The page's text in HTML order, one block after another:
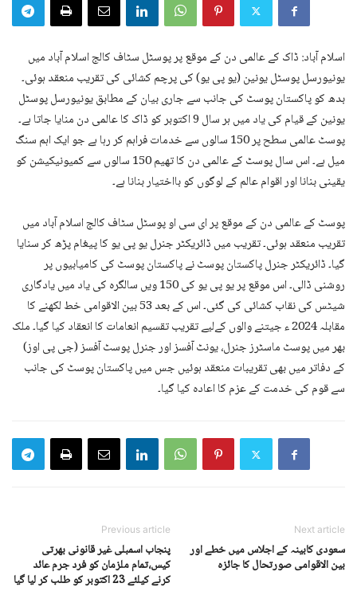
اسلام آباد: ڈاک کے عالمی دن کے موقع پر پوسٹل سٹاف کالج اسلام آباد میں
یونیورسل پوسٹل یونین (یو پی یو) کی پرچم کشائی کی تقریب منعقد ہوئی۔
بدھ کو پاکستان پوسٹ کی جانب سے جاری بیان کے مطابق یونیورسل پوسٹل
یونین کے قیام کی یاد میں ہر سال 9 اکتوبر کو ڈاک کا عالمی دن منایا جاتا ہے۔
پوسٹ عالمی سطح پر 150 سالوں سے خدمات فراہم کر رہا ہے جو ایک اہم سنگ
میل ہے۔ اس سال پوسٹ کے عالمی دن کا تھیم 150 سالوں سے کمیونیکیشن کو
یقینی بنانا اور اقوام عالم کے لوگوں کو بااختیار بنانا ہے۔
پوسٹ کے عالمی دن کے موقع پر ای سی او پوسٹل سٹاف کالج اسلام آباد میں
تقریب منعقد ہوئی۔ تقریب میں ڈائریکٹر جنرل یو پی یو کا پیغام پڑھ کر سنایا
گیا۔ ڈائریکٹر جنرل پاکستان پوسٹ نے پاکستان پوسٹ کی کامیابیوں پر
روشنی ڈالی۔ اس موقع پر یو پی یو کی 150 ویں سالگرہ کی یاد میں یادگاری
شیٹس کی نقاب کشائی کی گئی۔ اس کے بعد 53 بین الاقوامی خط لکھنے کا
مقابلہ 2024 ء جیتنے والوں کےلیے تقریب تقسیم انعامات کا انعقاد کیا گیا۔ ملک
بھر میں پوسٹ ماسٹرز جنرل، یونٹ آفسز اور جنرل پوسٹ آفسز (جی پی اوز)
کے دفاتر میں بھی تقریبات منعقد ہوئیں جس میں پاکستان پوسٹ کی جانب
سے قوم کی خدمت کے عزم کا اعادہ کیا گیا۔
Previous article
پنجاب اسمبلی غیر قانونی بھرتی
کیس،تمام ملزمان کو فرد جرم عائد
کرنے کیلئے 23 اکتوبر کو طلب کر لیا گیا
Next article
سعودی کابینہ کے اجلاس میں خطے اور
بین الاقوامی صورتحال کا جائزہ